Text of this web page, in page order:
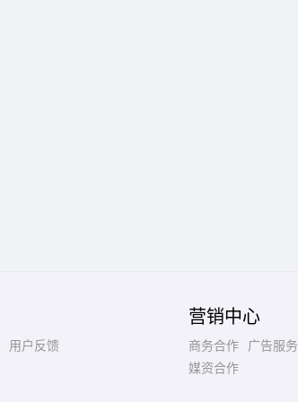
用户反馈
营销中心
商务合作
广告服务
媒资合作